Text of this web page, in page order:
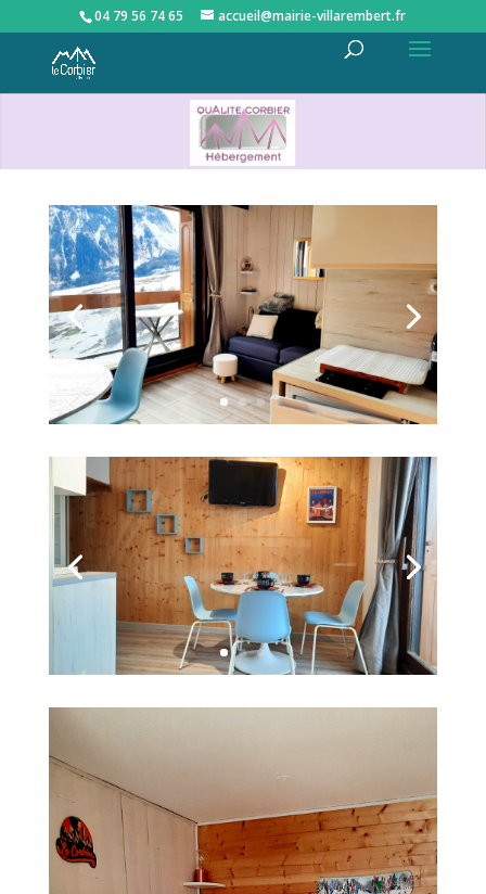
04 79 56 74 65 accueil@mairie-villarembert.fr